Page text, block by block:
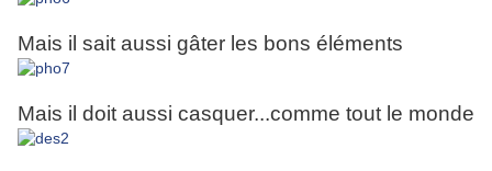
Mais il sait aussi gâter les bons éléments
Mais il doit aussi casquer...comme tout le monde